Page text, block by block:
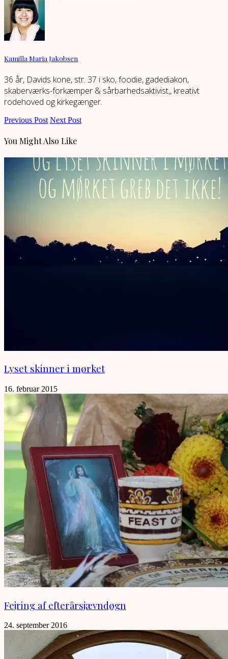
Kamilla Maria Jakobsen
36 år, Davids kone, str. 37 i sko, foodie, gadediakon,
skaberværks-forkæmper & sårbarhedsaktivist,, kreativt
rodehoved og kirkegænger.
Previous Post Next Post
You Might Also Like
Lyset skinner i mørket
16. februar 2015
Fejring af efterårsjævndøgn
24. september 2016